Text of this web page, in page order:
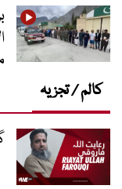
کالم / تجزیہ